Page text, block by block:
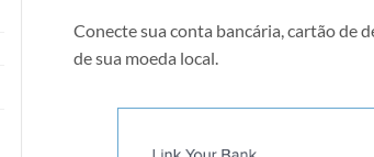
Conecte sua conta bancária, cartão de
de sua moeda local.